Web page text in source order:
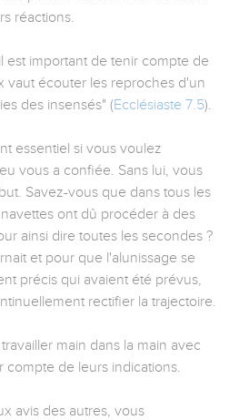
réactions.
est important de tenir compte de
vaut écouter les reproches d'un
des insensés" (Ecclésiaste 7.5).
essentiel si vous voulez
vous a confiée. Sans lui, vous
Savez-vous que dans tous les
ont dû procéder à des
ainsi dire toutes les secondes ?
et pour que l'alunissage se
précis qui avaient été prévus,
rectifier la trajectoire.
main dans la main avec
compte de leurs indications.
avis des autres, vous